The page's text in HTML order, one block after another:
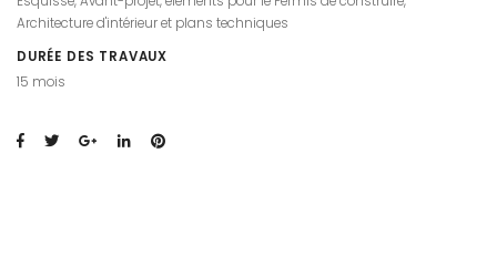
Architecture d'intérieur et plans techniques
DURÉE DES TRAVAUX
15 mois